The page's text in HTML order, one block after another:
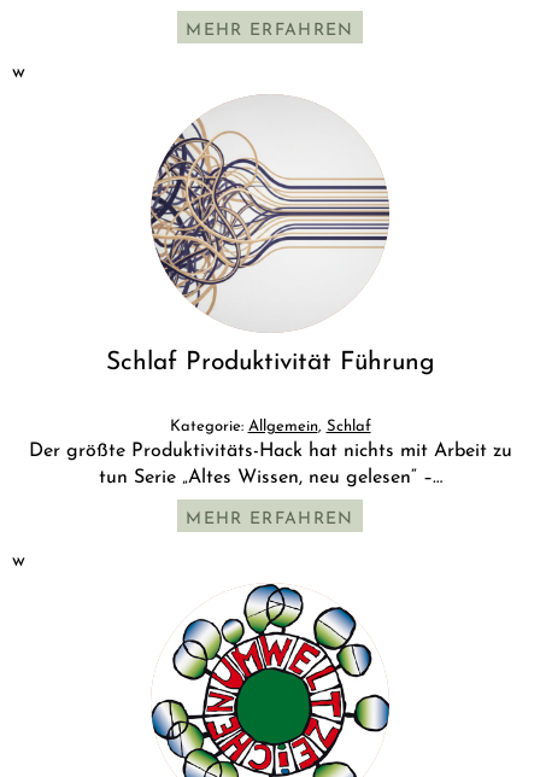
MEHR ERFAHREN
w
Schlaf Produktivität Führung
Kategorie: Allgemein, Schlaf
Der größte Produktivitäts-Hack hat nichts mit Arbeit zu
tun Serie „Altes Wissen, neu gelesen“ –…
MEHR ERFAHREN
w